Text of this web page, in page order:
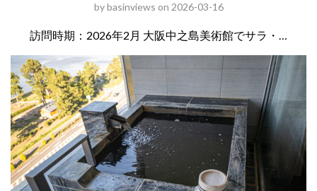
bybasinviews on 2026-03-16
訪問時期：2026年2月 大阪中之島美術館でサラ・…